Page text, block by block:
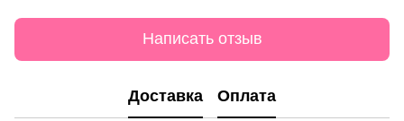
Написать отзыв
Доставка Оплата